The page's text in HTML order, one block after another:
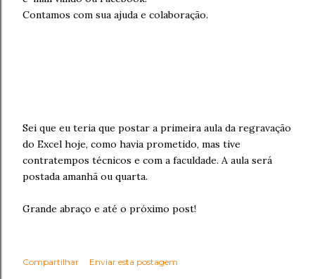
Contamos com sua ajuda e colaboração.
Sei que eu teria que postar a primeira aula da regravação
do Excel hoje, como havia prometido, mas tive
contratempos técnicos e com a faculdade. A aula será
postada amanhã ou quarta.
Grande abraço e até o próximo post!
Compartilhar Enviar esta postagem